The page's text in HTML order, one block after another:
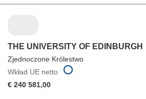
THE UNIVERSITY OF EDINBURGH
Zjednoczone Królestwo
Wkład UE netto
€ 240 581,00